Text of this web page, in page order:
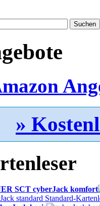
»
SCT cyberJack komfort